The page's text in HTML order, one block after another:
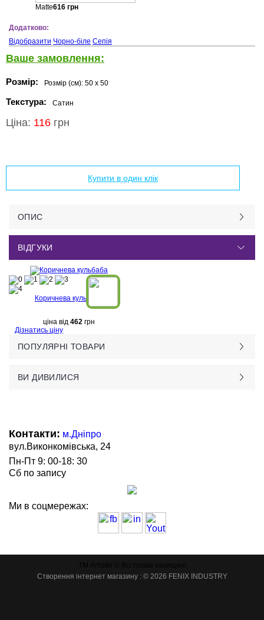
Matte616грн
Додатково:
Відобразити Чорно-біле Сепія
Ваше замовлення:
Розмір: Розмір (см): 50 x 50
Текстура: Сатин
Ціна: 116 грн
Купити в один клік
ОПИС
ВІДГУКИ
Коричнева кульбаба
ціна від 462 грн
Дізнатись ціну
ПОПУЛЯРНІ ТОВАРИ
ВИ ДИВИЛИСЯ
Контакти: м.Дніпро
вул.Виконкомівська, 24
Пн-Пт 9: 00-18: 30
Сб по запису
Ми в соцмережах:
Створення інтернет магазину : © 2026 FENIX INDUSTRY